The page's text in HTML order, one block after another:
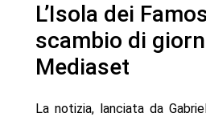
L’Isola dei
scambio di
Mediaset
La notizia, lanciata da